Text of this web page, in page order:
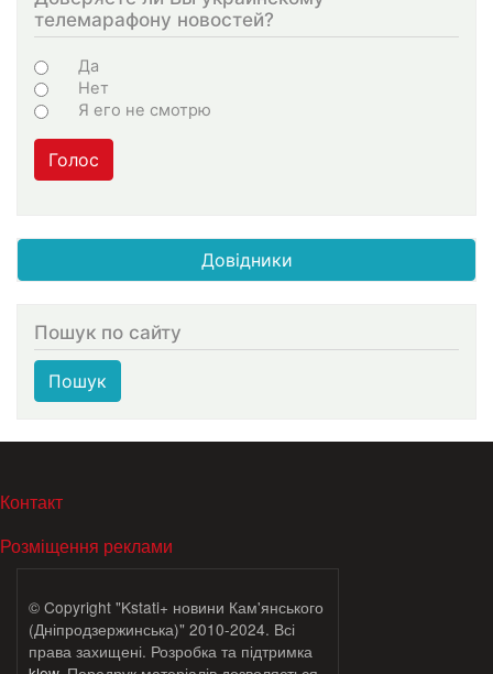
телемарафону новостей?
Варіанти
Да
Нет
Я его не смотрю
Голос
Довідники
Пошук по сайту
Пошук
МЕНЮ В ПОДВАЛЕ
Контакт
Розміщення реклами
© Copyright "Kstati+ новини Кам'янського
(Дніпродзержинська)" 2010-2024. Всі
права захищені. Розробка та підтримка